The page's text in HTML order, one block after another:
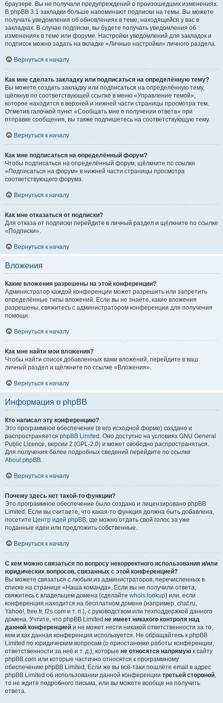
браузере. Вы не получали предупреждений о произошедших изменениях.
В phpBB 3.1 закладки больше напоминают подписки на темы. Вы можете
получать уведомления об обновлениях в теме, находящейся у вас в
закладках. В случае подписки, вы будете получать уведомления об
изменениях в теме или форуме. Настройки уведомлений для закладок и
подписок можно задать на вкладке «Личные настройки» личного раздела.
Вернуться к началу
Как мне сделать закладку или подписаться на определённую тему?
Вы можете создать закладку или подписаться на определённую тему,
щёлкнув по соответствующей ссылке в меню «Управление темой»,
которое находится в верхней и нижней части страницы просмотра тем.
Отметив галочкой пункт «Сообщать мне о получении ответа» при
отправке сообщения, вы также подпишетесь на соответствующую тему.
Вернуться к началу
Как мне подписаться на определённый форум?
Чтобы подписаться на определённый форум, щёлкните по ссылке
«Подписаться на форум» в нижней части страницы просмотра
соответствующего форума.
Вернуться к началу
Как мне отказаться от подписки?
Для отказа от подписки перейдите в личный раздел и щёлкните по ссылке
«Подписки».
Вернуться к началу
Вложения
Какие вложения разрешены на этой конференции?
Администратор каждой конференции может разрешить или запретить
определённые типы вложений. Если вы не знаете, какие вложения
разрешены, свяжитесь с администратором конференции для получения
помощи.
Вернуться к началу
Как мне найти мои вложения?
Чтобы найти список добавленных вами вложений, перейдите в ваш
личный раздел и щёлкните по ссылке «Вложения».
Вернуться к началу
Информация о phpBB
Кто написал эту конференцию?
Это программное обеспечение (в его исходной форме) создано и
распространяется phpBB Limited . Оно доступно на условиях GNU General
Public Licence, версии 2 (GPL-2.0) и может свободно распространяться.
Для получения более подробных сведений перейдите по ссылке
About phpBB.
Вернуться к началу
Почему здесь нет такой-то функции?
Это программное обеспечение было создано и лицензировано phpBB
Limited. Если вы считаете, что какая-то функция должна быть добавлена,
посетите Центр идей phpBB, где можно отдать свой голос за уже
поданные идеи или предложить собственные.
Вернуться к началу
С кем можно связаться по вопросу некорректного использования и/или
юридических вопросов, связанных с этой конференцией?
Вы можете связаться с любым из администраторов, перечисленных в
списке на странице «Наша команда». Если вы не получили ответа,
свяжитесь с владельцем домена (сделайте whois lookup) или, если
конференция находится на бесплатном домене (например, chat.ru,
Yahoo!, free.fr, f2s.com и т. п.), с руководством или техподдержкой данного
домена. Учтите, что phpBB Limited не имеет никакого контроля над
данной конференцией и не может нести никакой ответственности за то,
кем и как данная конференция используется. Не обращайтесь к phpBB
Limited по юридическим вопросам (о приостановке работы конференции,
ответственности за неё и т. д.), которые не относятся напрямую к сайту
phpBB.com или которые частично относятся к программному
обеспечению phpBB Limited. Если же вы всё-таки пошлёте email в адрес
phpBB Limited об использовании данной конференции третьей стороной,
то не ждите подробного письма, или вы можете вообще не получить
ответа.